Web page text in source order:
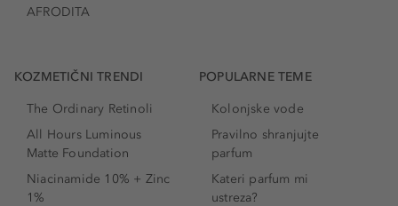
AFRODITA
KOZMETIČNI TRENDI
The Ordinary Retinoli
All Hours Luminous
Matte Foundation
Niacinamide 10% + Zinc
1%
POPULARNE TEME
Kolonjske vode
Pravilno shranjujte
parfum
Kateri parfum mi
ustreza?